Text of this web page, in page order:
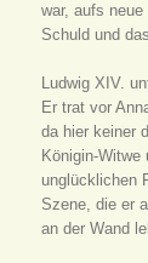
war, aufs
Schuld und
Ludwig XIV.
Er trat vor
da hier keiner
Königin-
unglücklichen
Szene, die er
an der Wand